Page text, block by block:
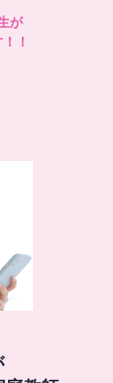
が
！